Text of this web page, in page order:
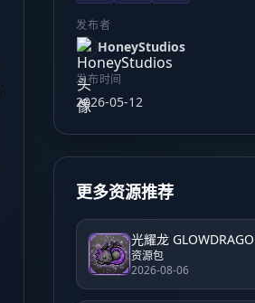
发布者
HoneyStudios
发布时间
2026-05-12
更多资源推荐
光耀龙
资源包
2026-08-06